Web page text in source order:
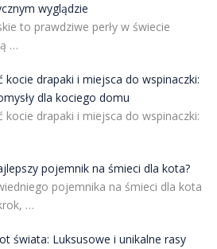
wyglądzie
to prawdziwe perły w świecie
…
kocie drapaki i miejsca do wspinaczki:
dla kociego domu
kocie drapaki i miejsca do wspinaczki:
pojemnik na śmieci dla kota?
pojemnika na śmieci dla kota
…
świata: Luksusowe i unikalne rasy